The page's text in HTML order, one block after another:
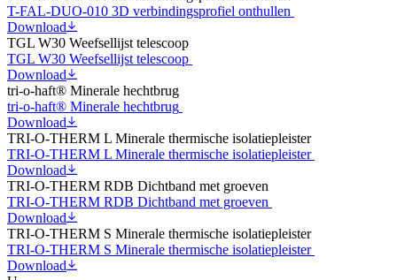
T-FAL-DUO-010 3D verbindingsprofiel onthullen
Download
TGL W30 Weefsellijst telescoop
TGL W30 Weefsellijst telescoop
Download
tri-o-haft® Minerale hechtbrug
tri-o-haft® Minerale hechtbrug
Download
TRI-O-THERM L Minerale thermische isolatiepleister
TRI-O-THERM L Minerale thermische isolatiepleister
Download
TRI-O-THERM RDB Dichtband met groeven
TRI-O-THERM RDB Dichtband met groeven
Download
TRI-O-THERM S Minerale thermische isolatiepleister
TRI-O-THERM S Minerale thermische isolatiepleister
Download